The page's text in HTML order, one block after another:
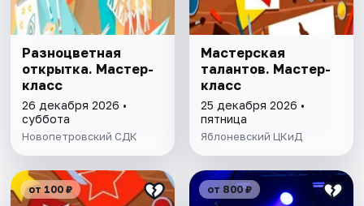
Разноцветная
открытка. Мастер-
класс
26 декабря 2026 •
суббота
Новопетровский СДК
Мастерская
талантов. Мастер-
класс
25 декабря 2026 •
пятница
Яблоневский ЦКиД
от 100 ₽ от 800 ₽